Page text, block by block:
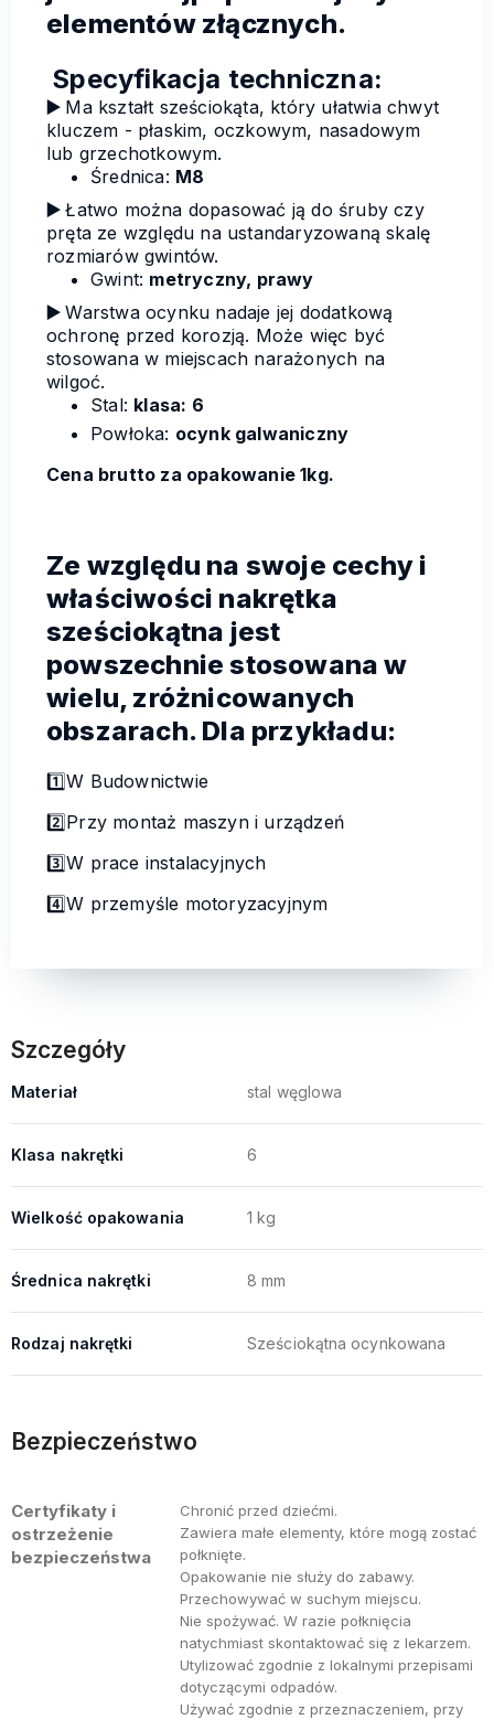
elementów złącznych.
▶️ Ma kształt sześciokąta, który ułatwia chwyt
kluczem - płaskim, oczkowym, nasadowym
lub grzechotkowym.
▶️Łatwo można dopasować ją do śruby czy
pręta ze względu na ustandaryzowaną skalę
rozmiarów gwintów.
▶️Warstwa ocynku nadaje jej dodatkową
ochronę przed korozją. Może więc być
stosowana w miejscach narażonych na
wilgoć.
Specyfikacja techniczna:
Średnica: M8
Gwint: metryczny, prawy
Stal: klasa: 6
Powłoka: ocynk galwaniczny
Cena brutto za opakowanie 1kg.
Ze względu na swoje cechy i
właściwości nakrętka
sześciokątna jest
powszechnie stosowana w
wielu, zróżnicowanych
obszarach. Dla przykładu:
1️⃣W Budownictwie
2️⃣Przy montaż maszyn i urządzeń
3️⃣W prace instalacyjnych
4️⃣W przemyśle motoryzacyjnym
Szczegóły
Materiał stal węglowa
Klasa nakrętki 6
Wielkość opakowania 1 kg
Średnica nakrętki 8 mm
Rodzaj nakrętki Sześciokątna ocynkowana
Bezpieczeństwo
Certyfikaty i
ostrzeżenie
bezpieczeństwa
Chronić przed dziećmi.
Zawiera małe elementy, które mogą zostać
połknięte.
Opakowanie nie służy do zabawy.
Przechowywać w suchym miejscu.
Nie spożywać. W razie połknięcia
natychmiast skontaktować się z lekarzem.
Utylizować zgodnie z lokalnymi przepisami
dotyczącymi odpadów.
Używać zgodnie z przeznaczeniem, przy